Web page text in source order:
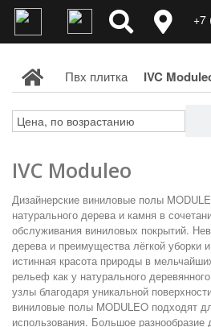
+7
Пвх плитка IVC
IVC Moduleo
Дизайнерские виниловые полы
натурального дерева и камня в
обслуживания виниловых покрытий.
дерева и преимущества лёгкой уборки
истинная красота природы в
рельеф как у натурального
узлы благодаря уникальной
виниловые полы MODULEO подходят
использования. Большое разнообразие